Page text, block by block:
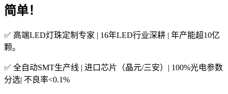
简单！
✅ 高端LED灯珠定制专家 | 16年LED行业深耕 | 年产能超10亿
颗。
✅ 全自动SMT生产线 | 进口芯片（晶元/三安）| 100%光电参数
分选| 不良率<0.1%